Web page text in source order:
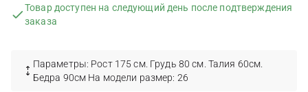
Товар доступен на следующий день после подтверждения
заказа
Параметры: Рост 175 см. Грудь 80 см. Талия 60см.
Бедра 90см На модели размер: 26